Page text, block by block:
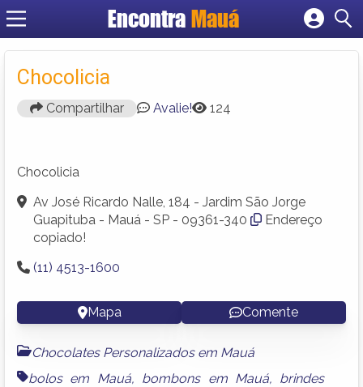
EncontraMauá
Chocolicia
Compartilhar Avalie! 124
Chocolicia
Av José Ricardo Nalle, 184 - Jardim São Jorge
Guapituba - Mauá - SP - 09361-340
Endereço
copiado!
(11) 4513-1600
Mapa Comente
Chocolates Personalizados em Mauá
bolos em Mauá, bombons em Mauá, brindes